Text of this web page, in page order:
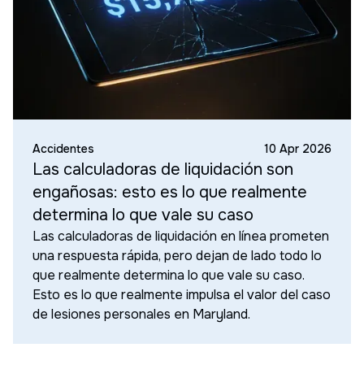
Accidentes 10 Apr 2026
Las calculadoras de liquidación son
engañosas: esto es lo que realmente
determina lo que vale su caso
Las calculadoras de liquidación en línea prometen
una respuesta rápida, pero dejan de lado todo lo
que realmente determina lo que vale su caso.
Esto es lo que realmente impulsa el valor del caso
de lesiones personales en Maryland.